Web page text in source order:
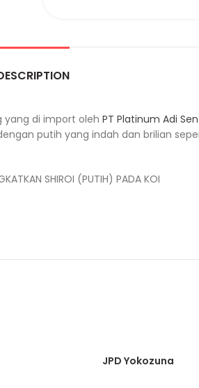
yang di import oleh PT Platinum Adi
putih yang indah dan brilian
SHIROI (PUTIH) PADA KOI
JPD Yokozuna